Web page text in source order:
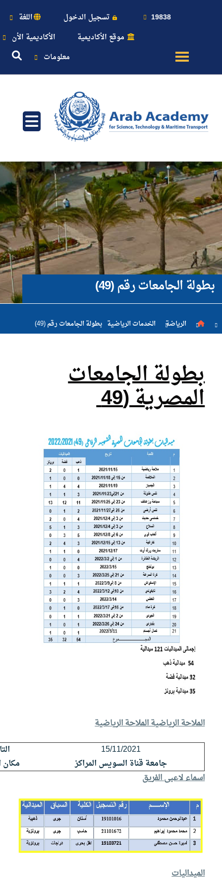
19838 تسجيل الدخول
اللغة
موقع الأكاديمية
الأكاديمية الأن
معلومات
عن
الأكاديمية
البحري
القبول
والتسجيل
الدراسات
الأكاديمية
طلبة
الأكاديمية
البحث
التدريب
والخدمة
المجتمعية
الإستشارات
روابط الكليات المقرات الحياة
بالأكاديمية
المراكز المعاهدالمجمعاتالعمادات
تواصل
معنا
خريطة
بطولة الجامعات رقم (49)
الرياضة الخدمات الرياضية بطولة الجامعات رقم (49)
بطولة الجامعات
المصرية (49
الملاحة الرياضية الملاحة الرياضية
15/11/2021
جامعة قناة السويس المراكز
مكان
اسماء لاعبى الفريق
الميداليات